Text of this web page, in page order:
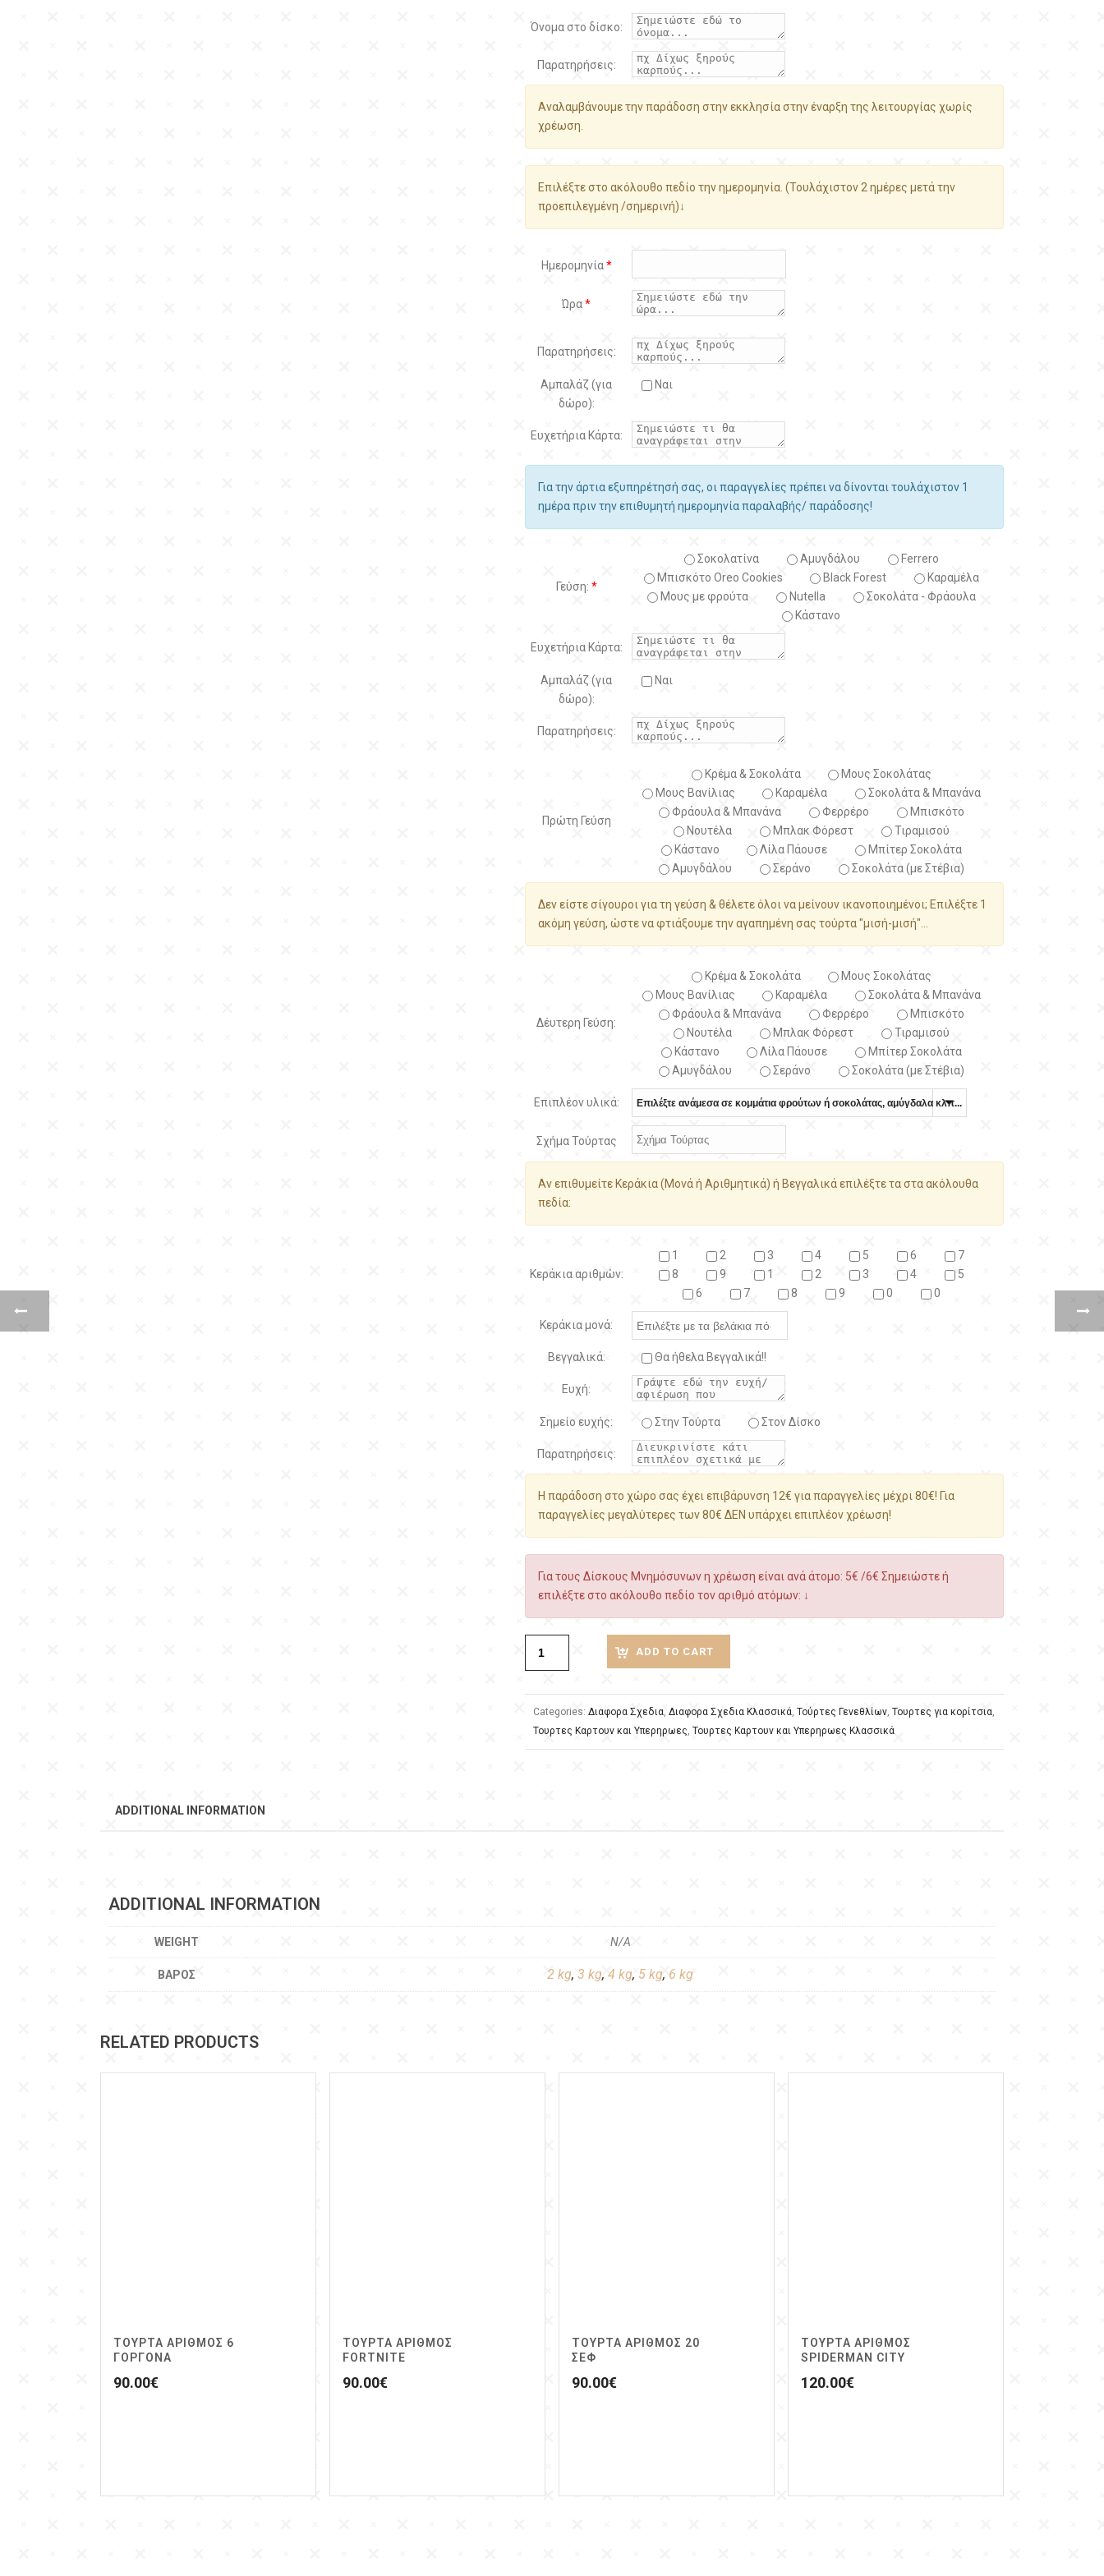
Όνομα στο δίσκο:
Παρατηρήσεις:
Αναλαμβάνουμε την παράδοση στην εκκλησία στην έναρξη της λειτουργίας χωρίς
χρέωση.
Επιλέξτε στο ακόλουθο πεδίο την ημερομηνία. (Τουλάχιστον 2 ημέρες μετά την
προεπιλεγμένη /σημερινή)↓
Ημερομηνία*
Ώρα*
Παρατηρήσεις:
Αμπαλάζ (για
δώρο):
Ναι
Ευχετήρια Κάρτα:
Για την άρτια εξυπηρέτησή σας, οι παραγγελίες πρέπει να δίνονται τουλάχιστον 1
ημέρα πριν την επιθυμητή ημερομηνία παραλαβής/ παράδοσης!
Γεύση: *
Σοκολατίνα Αμυγδάλου
Ferrero
Μπισκότο Oreo Cookies
Black Forest
Kαραμέλα
Μους με φρούτα
Nutella
Σοκολάτα - Φράουλα
Κάστανο
Ευχετήρια Κάρτα:
Αμπαλάζ (για
δώρο):
Ναι
Παρατηρήσεις:
Πρώτη Γεύση
Κρέμα & Σοκολάτα
Μους Σοκολάτας
Μους Βανίλιας
Καραμέλα
Σοκολάτα & Μπανάνα
Φράουλα & Μπανάνα
Φερρέρο
Μπισκότο
Νουτέλα
Μπλακ Φόρεστ
Τιραμισού
Κάστανο
Λίλα Πάουσε
Μπίτερ Σοκολάτα
Αμυγδάλου
Σεράνο Σοκολάτα (με Στέβια)
Δεν είστε σίγουροι για τη γεύση & θέλετε όλοι να μείνουν ικανοποιημένοι; Επιλέξτε 1
ακόμη γεύση, ώστε να φτιάξουμε την αγαπημένη σας τούρτα "μισή-μισή"...
Δέυτερη Γεύση:
Κρέμα & Σοκολάτα
Μους Σοκολάτας
Μους Βανίλιας
Καραμέλα
Σοκολάτα & Μπανάνα
Φράουλα & Μπανάνα
Φερρέρο
Μπισκότο
Νουτέλα
Μπλακ Φόρεστ
Τιραμισού
Κάστανο
Λίλα Πάουσε
Μπίτερ Σοκολάτα
Αμυγδάλου
Σεράνο Σοκολάτα (με Στέβια)
Επιπλέον υλικά:
Σχήμα Τούρτας
Αν επιθυμείτε Κεράκια (Μονά ή Αριθμητικά) ή Βεγγαλικά επιλέξτε τα στα ακόλουθα
πεδία:
Κεράκια αριθμών:
1 2 3 4 5 6
7
8
9 1 2 3 4
5
6
7 8 9 0 0
Κεράκια μονά:
Βεγγαλικά: Θα ήθελα Βεγγαλικά!!
Ευχή:
Σημείο ευχής: Στην Τούρτα Στον Δίσκο
Παρατηρήσεις:
Η παράδοση στο χώρο σας έχει επιβάρυνση 12€ για παραγγελίες μέχρι 80€! Για
παραγγελίες μεγαλύτερες των 80€ ΔΕΝ υπάρχει επιπλέον χρέωση!
Για τους Δίσκους Μνημόσυνων η χρέωση είναι ανά άτομο: 5€ /6€ Σημειώστε ή
επιλέξτε στο ακόλουθο πεδίο τον αριθμό ατόμων: ↓
ADD TO CART
Categories: Διαφορα Σχεδια, Διαφορα Σχεδια Κλασσικά, Τούρτες Γενεθλίων, Τουρτες για κορίτσια,
Τουρτες Καρτουν και Υπερηρωες, Τουρτες Καρτουν και Υπερηρωες Κλασσικά
ADDITIONAL INFORMATION
ADDITIONAL INFORMATION
WEIGHT N/A
ΒΆΡΟΣ 2 kg, 3 kg, 4 kg, 5 kg, 6 kg
RELATED PRODUCTS
ΤΟΥΡΤΑ ΑΡΙΘΜΟΣ 6
ΓΟΡΓΟΝΑ
90.00€
ΤΟΥΡΤΑ ΑΡΙΘΜΟΣ
FORTNITE
90.00€
ΤΟΥΡΤΑ ΑΡΙΘΜΟΣ 20
ΣΕΦ
90.00€
ΤΟΥΡΤΑ ΑΡΙΘΜΟΣ
SPIDERMAN CITY
120.00€